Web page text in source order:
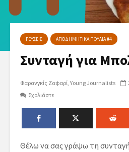
ΓΕΥΣΕΙΣ ΑΠΟΔΗΜΗΤΙΚΑ ΠΟΥΛΙΑ #4
Συνταγή για
Φαρανγκίς Ζαφαρί Young Journalists
Σχολιάστε
Θέλω να σας γράψω τη